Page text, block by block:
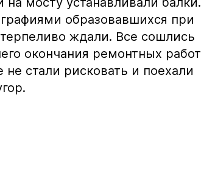
образовавшихся при
ждали. Все сошлись
окончания ремонтных работ
стали рисковать и поехали